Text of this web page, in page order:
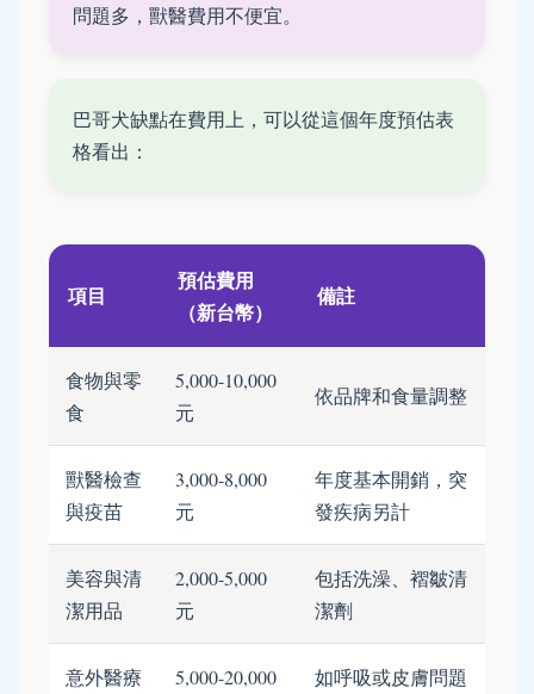
問題多，獸醫費用不便宜。
巴哥犬缺點在費用上，可以從這個年度預估表
格看出：
項目
預估費用
（新台幣）
備註
食物與零
食
5,000-10,000
元
依品牌和食量調整
獸醫檢查
與疫苗
3,000-8,000
元
年度基本開銷，突
發疾病另計
美容與清
潔用品
2,000-5,000
元
包括洗澡、褶皺清
潔劑
意外醫療
5,000-20,000
如呼吸或皮膚問題